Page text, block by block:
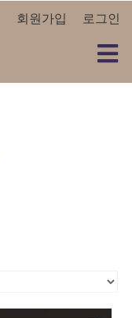
회원가입 로그인